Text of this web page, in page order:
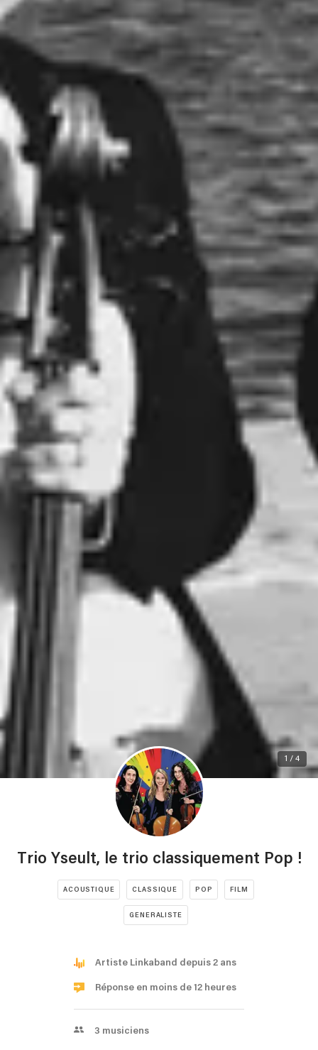
1 / 4
Trio Yseult, le trio classiquement Pop !
ACOUSTIQUE CLASSIQUE POP FILM
GENERALISTE
Artiste Linkaband depuis 2 ans
Réponse en moins de 12 heures
3 musiciens